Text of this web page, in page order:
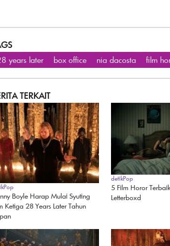
years later box office nia dacosta film
TERKAIT
Boyle Harap Mulai Syuting
Ketiga 28 Years Later Tahun
detikPop
5 Film Horor
Letterboxd